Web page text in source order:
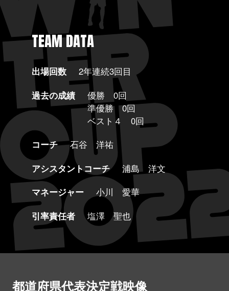
TEAM DATA
出場回数
2年連続3回目
過去の成績
優勝 0回
準優勝 0回
ベスト４ 0回
コーチ
石谷 洋祐
アシスタントコーチ
浦島 洋文
マネージャー
小川 愛華
引率責任者
塩澤 聖也
都道府県代表決定戦映像